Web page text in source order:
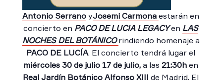
Antonio Serrano yJosemi Carmonaestarán en
concierto en PACO DE LUCIA LEGACY en LAS
NOCHES DEL BOTÁNICO rindiendo homenaje a
PACO DE LUCÍA. El concierto tendrá lugar el
miércoles 30 de julio 17 de julio,a las 21:30hen
Real Jardín Botánico Alfonso XIII de Madrid. El